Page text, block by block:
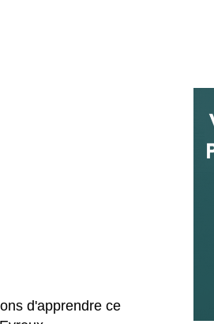
d'apprendre ce